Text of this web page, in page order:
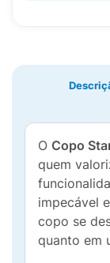
O Copo
quem
impecável
copo se
quanto em